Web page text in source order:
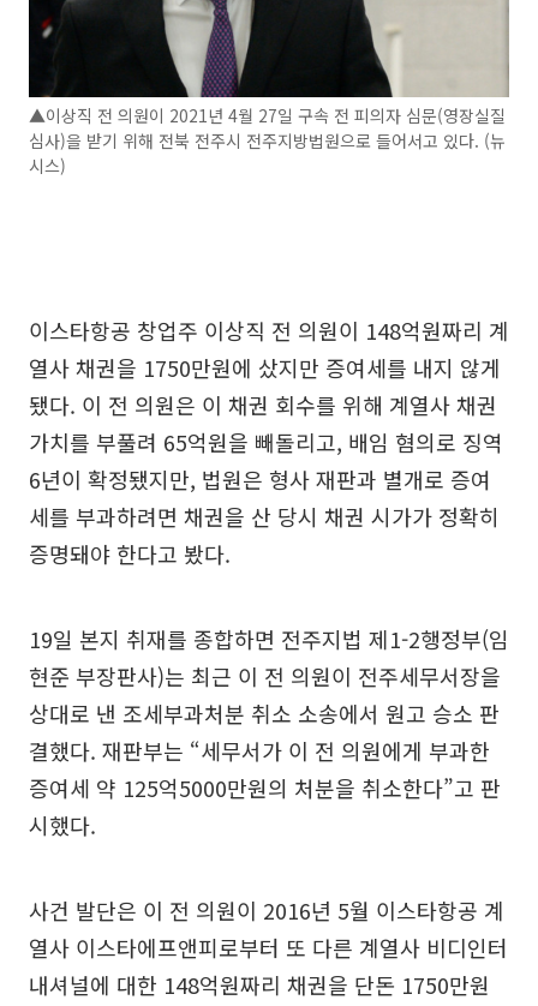
▲이상직 전 의원이 2021년 4월 27일 구속 전 피의자 심문(영장실질
심사)을 받기 위해 전북 전주시 전주지방법원으로 들어서고 있다. (뉴
시스)
이스타항공 창업주 이상직 전 의원이 148억원짜리 계
열사 채권을 1750만원에 샀지만 증여세를 내지 않게
됐다. 이 전 의원은 이 채권 회수를 위해 계열사 채권
가치를 부풀려 65억원을 빼돌리고, 배임 혐의로 징역
6년이 확정됐지만, 법원은 형사 재판과 별개로 증여
세를 부과하려면 채권을 산 당시 채권 시가가 정확히
증명돼야 한다고 봤다.
19일 본지 취재를 종합하면 전주지법 제1-2행정부(임
현준 부장판사)는 최근 이 전 의원이 전주세무서장을
상대로 낸 조세부과처분 취소 소송에서 원고 승소 판
결했다. 재판부는 “세무서가 이 전 의원에게 부과한
증여세 약 125억5000만원의 처분을 취소한다”고 판
시했다.
사건 발단은 이 전 의원이 2016년 5월 이스타항공 계
열사 이스타에프앤피로부터 또 다른 계열사 비디인터
내셔널에 대한 148억원짜리 채권을 단돈 1750만원